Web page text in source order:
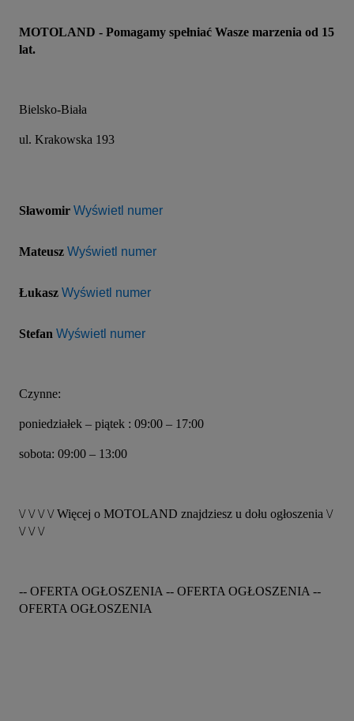
MOTOLAND - Pomagamy spełniać Wasze marzenia od 15
lat.
Bielsko-Biała
ul. Krakowska 193
Sławomir Wyświetl numer
Mateusz Wyświetl numer
Łukasz Wyświetl numer
Stefan Wyświetl numer
Czynne:
poniedziałek – piątek : 09:00 – 17:00
sobota: 09:00 – 13:00
\/ \/ \/ \/ Więcej o MOTOLAND znajdziesz u dołu ogłoszenia \/
\/ \/ \/
-- OFERTA OGŁOSZENIA -- OFERTA OGŁOSZENIA --
OFERTA OGŁOSZENIA